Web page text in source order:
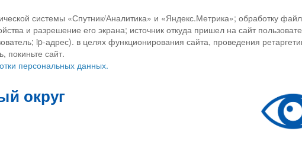
системы «Спутник/Аналитика» и «Яндекс.Метрика»; обработку
и разрешение его экрана; источник откуда пришел на сайт
ip-адрес). в целях функционирования сайта, проведения
покиньте сайт.
персональных данных.